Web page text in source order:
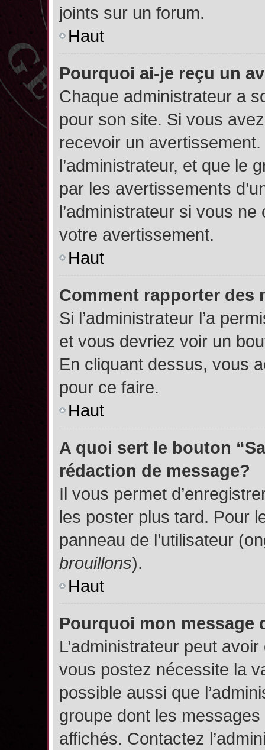
joints sur un forum.
Haut
Pourquoi ai-je reçu un
Chaque administrateur a
pour son site. Si vous
recevoir un
l’administrateur, et que le
par les avertissements
l’administrateur si vous
votre avertissement.
Haut
Comment rapporter des
Si l’administrateur l’a
et vous devriez voir un
En cliquant dessus, vous
pour ce faire.
Haut
A quoi sert le bouton
rédaction de message?
Il vous permet
les poster plus tard. Pour
panneau de l’utilisateur
brouillons).
Haut
Pourquoi mon message
L’administrateur peut
vous postez nécessite la
possible aussi que
groupe dont les
affichés. Contactez